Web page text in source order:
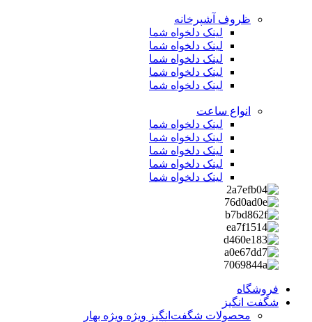
ظروف آشپرخانه
لینک دلخواه شما
لینک دلخواه شما
لینک دلخواه شما
لینک دلخواه شما
لینک دلخواه شما
انواع ساعت
لینک دلخواه شما
لینک دلخواه شما
لینک دلخواه شما
لینک دلخواه شما
لینک دلخواه شما
فروشگاه
شگفت انگیز
محصولات شگفت‌انگیز ویژه ویژه بهار